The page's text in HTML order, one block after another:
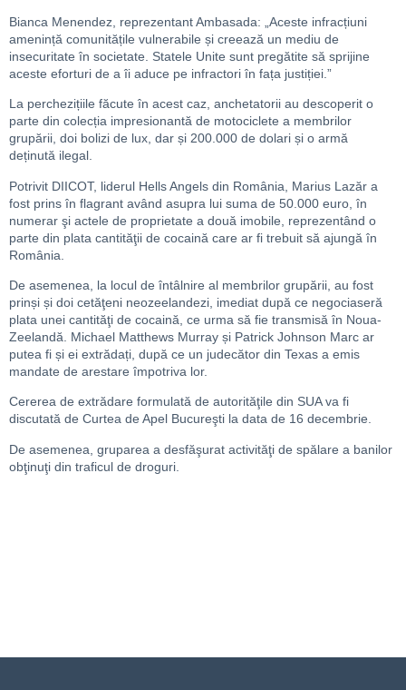
Bianca Menendez, reprezentant Ambasada: „Aceste infracțiuni
amenință comunitățile vulnerabile și creează un mediu de
insecuritate în societate. Statele Unite sunt pregătite să sprijine
aceste eforturi de a îi aduce pe infractori în fața justiției.”
La perchezițiile făcute în acest caz, anchetatorii au descoperit o
parte din colecția impresionantă de motociclete a membrilor
grupării, doi bolizi de lux, dar și 200.000 de dolari și o armă
deținută ilegal.
Potrivit DIICOT, liderul Hells Angels din România, Marius Lazăr a
fost prins în flagrant având asupra lui suma de 50.000 euro, în
numerar şi actele de proprietate a două imobile, reprezentând o
parte din plata cantităţii de cocaină care ar fi trebuit să ajungă în
România.
De asemenea, la locul de întâlnire al membrilor grupării, au fost
prinși și doi cetăţeni neozeelandezi, imediat după ce negociaseră
plata unei cantităţi de cocaină, ce urma să fie transmisă în Noua-
Zeelandă. Michael Matthews Murray și Patrick Johnson Marc ar
putea fi și ei extrădați, după ce un judecător din Texas a emis
mandate de arestare împotriva lor.
Cererea de extrădare formulată de autorităţile din SUA va fi
discutată de Curtea de Apel Bucureşti la data de 16 decembrie.
De asemenea, gruparea a desfăşurat activităţi de spălare a banilor
obţinuţi din traficul de droguri.